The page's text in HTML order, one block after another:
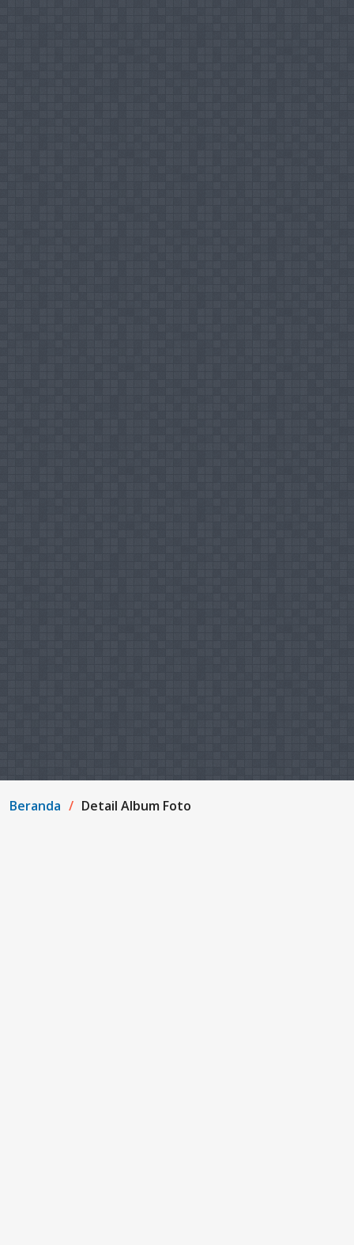
Beranda Detail Album Foto